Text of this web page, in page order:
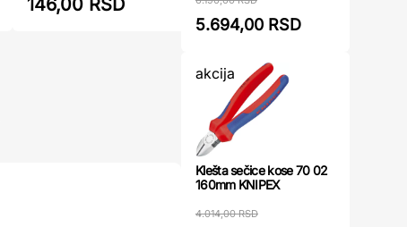
146,00 RSD
5.694,00 RSD
akcija
Klešta sečice kose 70 02
160mm KNIPEX
4.014,00 RSD